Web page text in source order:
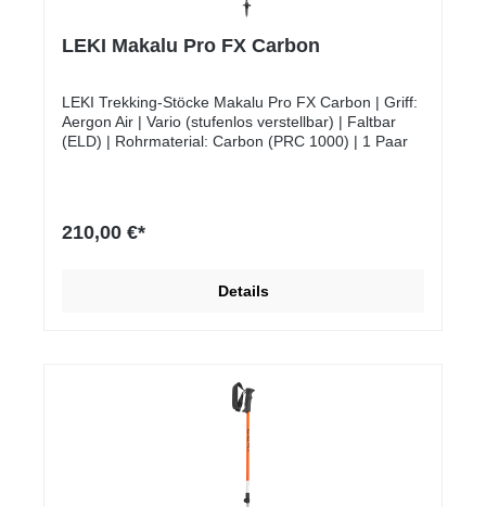
LEKI Makalu Pro FX Carbon
LEKI Trekking-Stöcke Makalu Pro FX Carbon | Griff:
Aergon Air | Vario (stufenlos verstellbar) | Faltbar
(ELD) | Rohrmaterial: Carbon (PRC 1000) | 1 Paar
210,00 €*
Details